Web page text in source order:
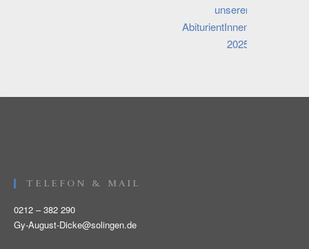
unserer
AbiturientInnen
2025
TELEFON & MAIL
0212 – 382 290
Gy-August-Dicke@solingen.de